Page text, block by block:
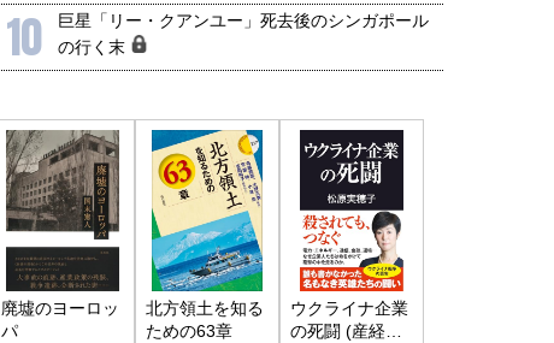
10
巨星「リー・クアンユー」死去後のシンガポール
の行く末
廃墟のヨーロッ
パ
北方領土を知る
ための63章
ウクライナ企業
の死闘 (産経セ